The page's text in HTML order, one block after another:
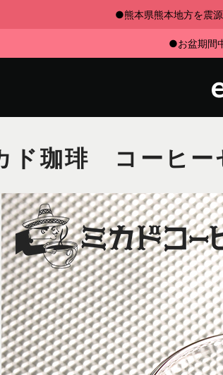
●熊本県熊本地方を震
●お盆期間
ド珈琲 コーヒー